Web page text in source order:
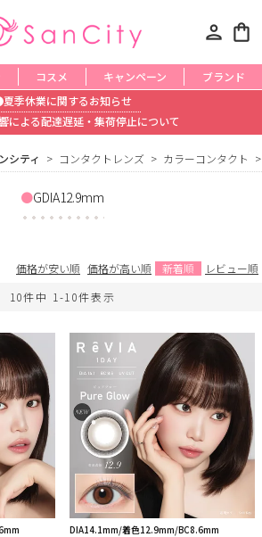
person shopping_bag
コスメ キャンペーン
ブランド
夏季休業に関するお知らせ
による配達遅延・集荷停止について
シティ コンタクトレンズ カラーコンタクト
GDIA12.9mm
価格が安い順 価格が高い順 新着順
レビュー順
10件中 1 -10件表示
DIA14.1mm/着色12.9mm/BC8.6mm